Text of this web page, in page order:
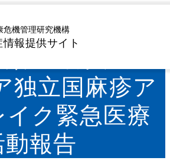
危機管理研究機構
情報提供サイト
構 国際緊急
独立国麻疹ア
イク緊急医療
報告